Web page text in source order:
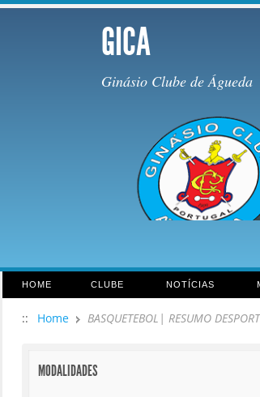
GICA
Ginásio Clube de Águeda
HOME CLUBE NOTÍCIAS
:: Home BASQUETEBOL| RESUMO
MODALIDADES